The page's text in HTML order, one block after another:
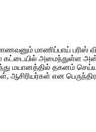
மாணிப்பாய் பரிஸ்
கட்டையில் அமைந்துள்ள
மயானத்தில் தகனம்
ஆசிரியர்கள் என